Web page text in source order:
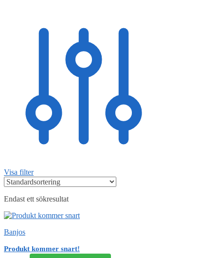
Visa filter
Endast ett sökresultat
Banjos
Produkt kommer snart!